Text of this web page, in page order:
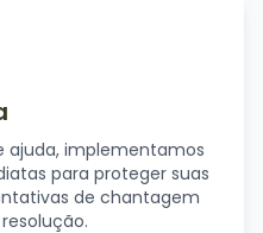
ajuda, implementamos
para proteger suas
de chantagem